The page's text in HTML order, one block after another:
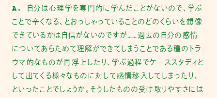
A. 自分は心理学を専門的に学んだことがないので、学ぶ
ことで辛くなる、とおっしゃっていることのどのくらいを想像
できているかは自信がないのですが……過去の自分の感情
についてあらためて理解ができてしまうことである種のトラ
ウマ的なものが再浮上したり、学ぶ過程でケーススタディと
して出てくる様々なものに対して感情移入してしまったり、
といったことでしょうか。そうしたものの受け取りやすさには